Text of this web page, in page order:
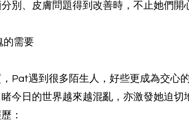
別、皮膚問題得到改善時，不止她們開
需要
Pat遇到很多陌生人，好些更成為交心
今日的世界越來越混亂，亦激發她迫
：